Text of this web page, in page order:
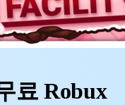
료 Robux